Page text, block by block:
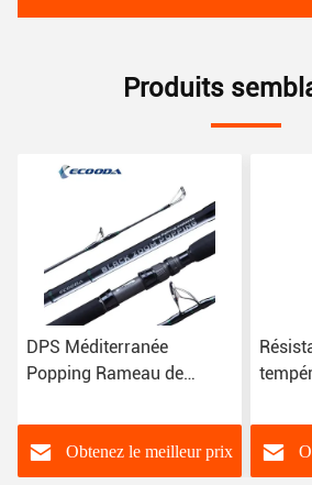
Produits
DPS Méditerranée
Popping Rameau de
Rouleau siège Voyage
Popping Rameau
Obtenez le meilleur prix